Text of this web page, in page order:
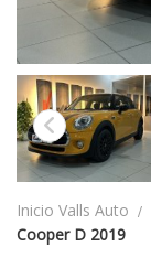
Inicio Valls Auto
Cooper D 2019